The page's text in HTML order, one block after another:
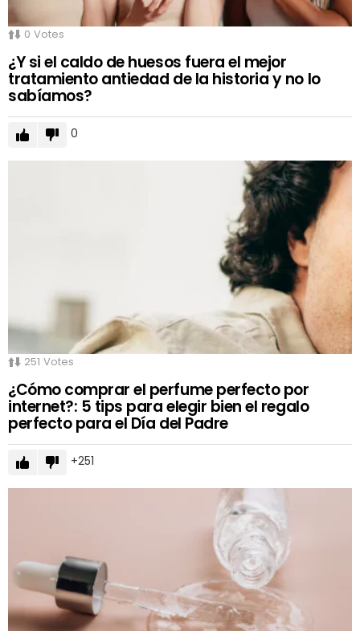
0 Votes
¿Y si el caldo de huesos fuera el mejor
tratamiento antiedad de la historia y no lo
sabíamos?
0
251 Votes
¿Cómo comprar el perfume perfecto por
internet?: 5 tips para elegir bien el regalo
perfecto para el Día del Padre
251